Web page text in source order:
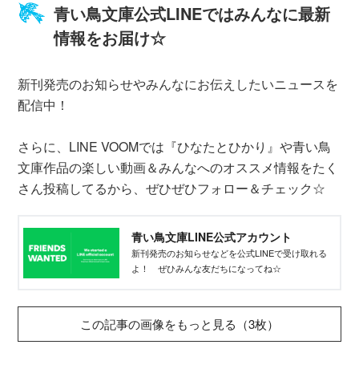
青い鳥文庫公式LINEではみんなに最新
情報をお届け☆
新刊発売のお知らせやみんなにお伝えしたいニュースを
配信中！
さらに、LINE VOOMでは『ひなたとひかり』や青い鳥
文庫作品の楽しい動画＆みんなへのオススメ情報をたく
さん投稿してるから、ぜひぜひフォロー＆チェック☆
青い鳥文庫LINE公式アカウント
新刊発売のお知らせなどを公式LINEで受け取れる
よ！ ぜひみんな友だちになってね☆
この記事の画像をもっと見る（3枚）